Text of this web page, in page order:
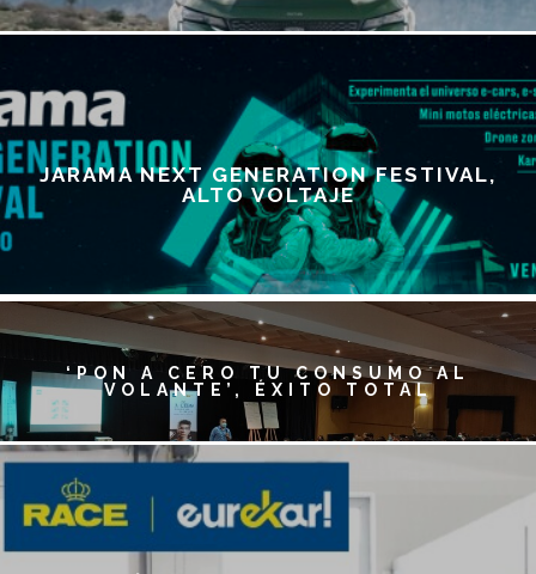
LISTOS PARA TODOS LOS GUSTOS Y
BOLSILLOS
JARAMA NEXT GENERATION FESTIVAL,